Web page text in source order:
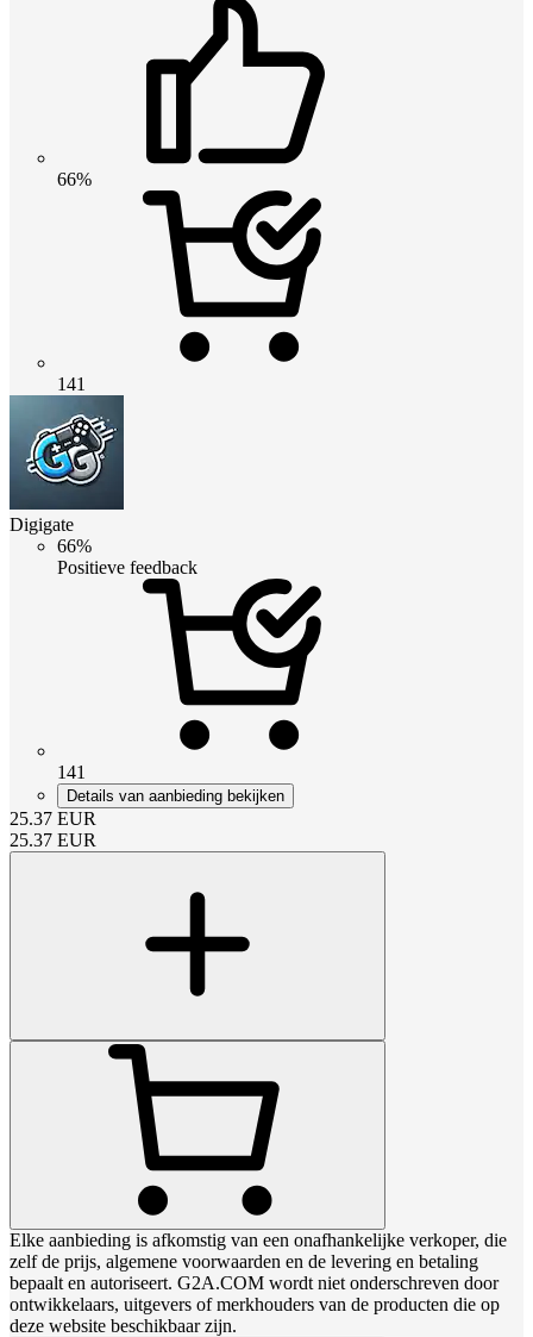
66%
141
Digigate
66%
Positieve feedback
141
Details van aanbieding bekijken
25.37 EUR
25.37 EUR
Elke aanbieding is afkomstig van een onafhankelijke verkoper, die
zelf de prijs, algemene voorwaarden en de levering en betaling
bepaalt en autoriseert. G2A.COM wordt niet onderschreven door
ontwikkelaars, uitgevers of merkhouders van de producten die op
deze website beschikbaar zijn.